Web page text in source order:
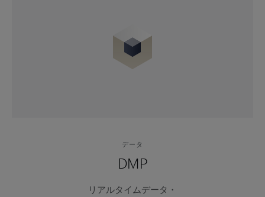
データ
DMP
リアルタイムデータ・